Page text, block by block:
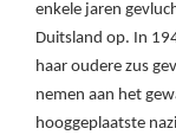
enkele jaren
Duitsland op. In
haar oudere zus
nemen aan het
hooggeplaatste